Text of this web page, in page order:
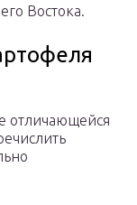
Востока.
отличающейся